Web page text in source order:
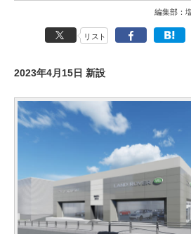
編集部：
リスト
2023年4月15日 新設